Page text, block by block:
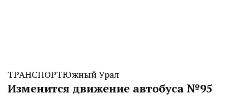
ТРАНСПОРТЮжный Урал
Изменится движение автобуса №95